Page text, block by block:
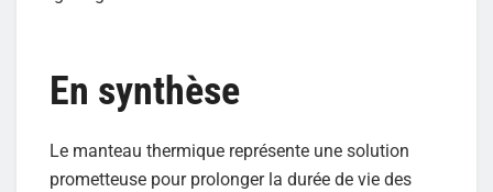
En synthèse
Le manteau thermique représente une solution
prometteuse pour prolonger la durée de vie des